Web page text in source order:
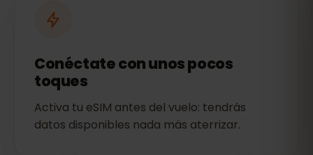
Conéctate con unos pocos
toques
Activa tu eSIM antes del vuelo: tendrás
datos disponibles nada más aterrizar.